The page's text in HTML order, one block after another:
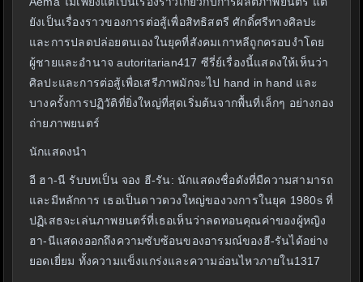
ยังเป็นเรื่องราวของการต่อสู้เพื่อสิทธิสตรี ศักดิ์ศรีทางศิลปะ
และการปลดปล่อยตนเองในยุคที่สังคมเกาหลีถูกครอบงำโดย
ผู้ชายและอำนาจ autoritarian417 ซีรี่ย์เรื่องนี้แสดงให้เห็นว่า
ศิลปะและการต่อสู้เพื่อเสรีภาพมักจะไป hand in hand และ
บางครั้งการปฏิวัติที่ยิ่งใหญ่ที่สุดเริ่มต้นจากพื้นที่เล็กๆ อย่างกอง
ถ่ายภาพยนตร์
นักแสดงนำ
อี ฮา-นี รับบทเป็น จอง ฮี-รัน: นักแสดงชื่อดังที่มีความสามารถ
และมีหลักการ เธอเป็นดาวดวงใหญ่ของวงการในยุค 1980s ที่
ปฏิเสธจะเล่นภาพยนตร์ที่เธอเห็นว่าลดทอนคุณค่าของผู้หญิง
ฮา-นีแสดงออกถึงความซับซ้อนของอารมณ์ของฮี-รันได้อย่าง
ยอดเยี่ยม ทั้งความแข็งแกร่งและความอ่อนไหวภายใน1317